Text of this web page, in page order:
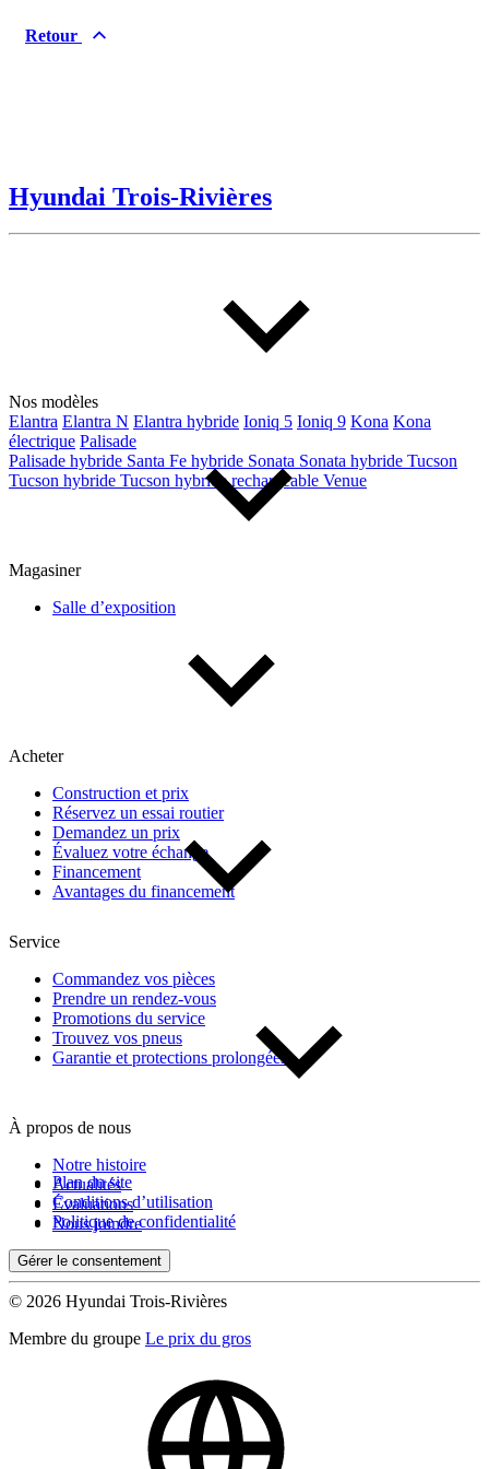
Type de véhicule
Année
De 5 000 $ à 100 000 $
Paiement hebdo
Kilométrage
Réinitialiser
(3)
Retour
Hyundai Trois-Rivières
Nos modèles
Elantra Elantra N Elantra hybride Ioniq 5 Ioniq 9 Kona Kona
électrique Palisade
Palisade hybride Santa Fe hybride Sonata Sonata hybride Tucson
Tucson hybride Tucson hybride rechargeable Venue
Magasiner
Salle d’exposition
Acheter
Construction et prix
Réservez un essai routier
Demandez un prix
Évaluez votre échange
Financement
Avantages du financement
Service
Commandez vos pièces
Prendre un rendez-vous
Promotions du service
Trouvez vos pneus
Garantie et protections prolongées
À propos de nous
Notre histoire
Actualités
Évaluations
Nous joindre
Plan du site
Conditions d’utilisation
Politique de confidentialité
Gérer le consentement
© 2026 Hyundai Trois-Rivières
Membre du groupe Le prix du gros